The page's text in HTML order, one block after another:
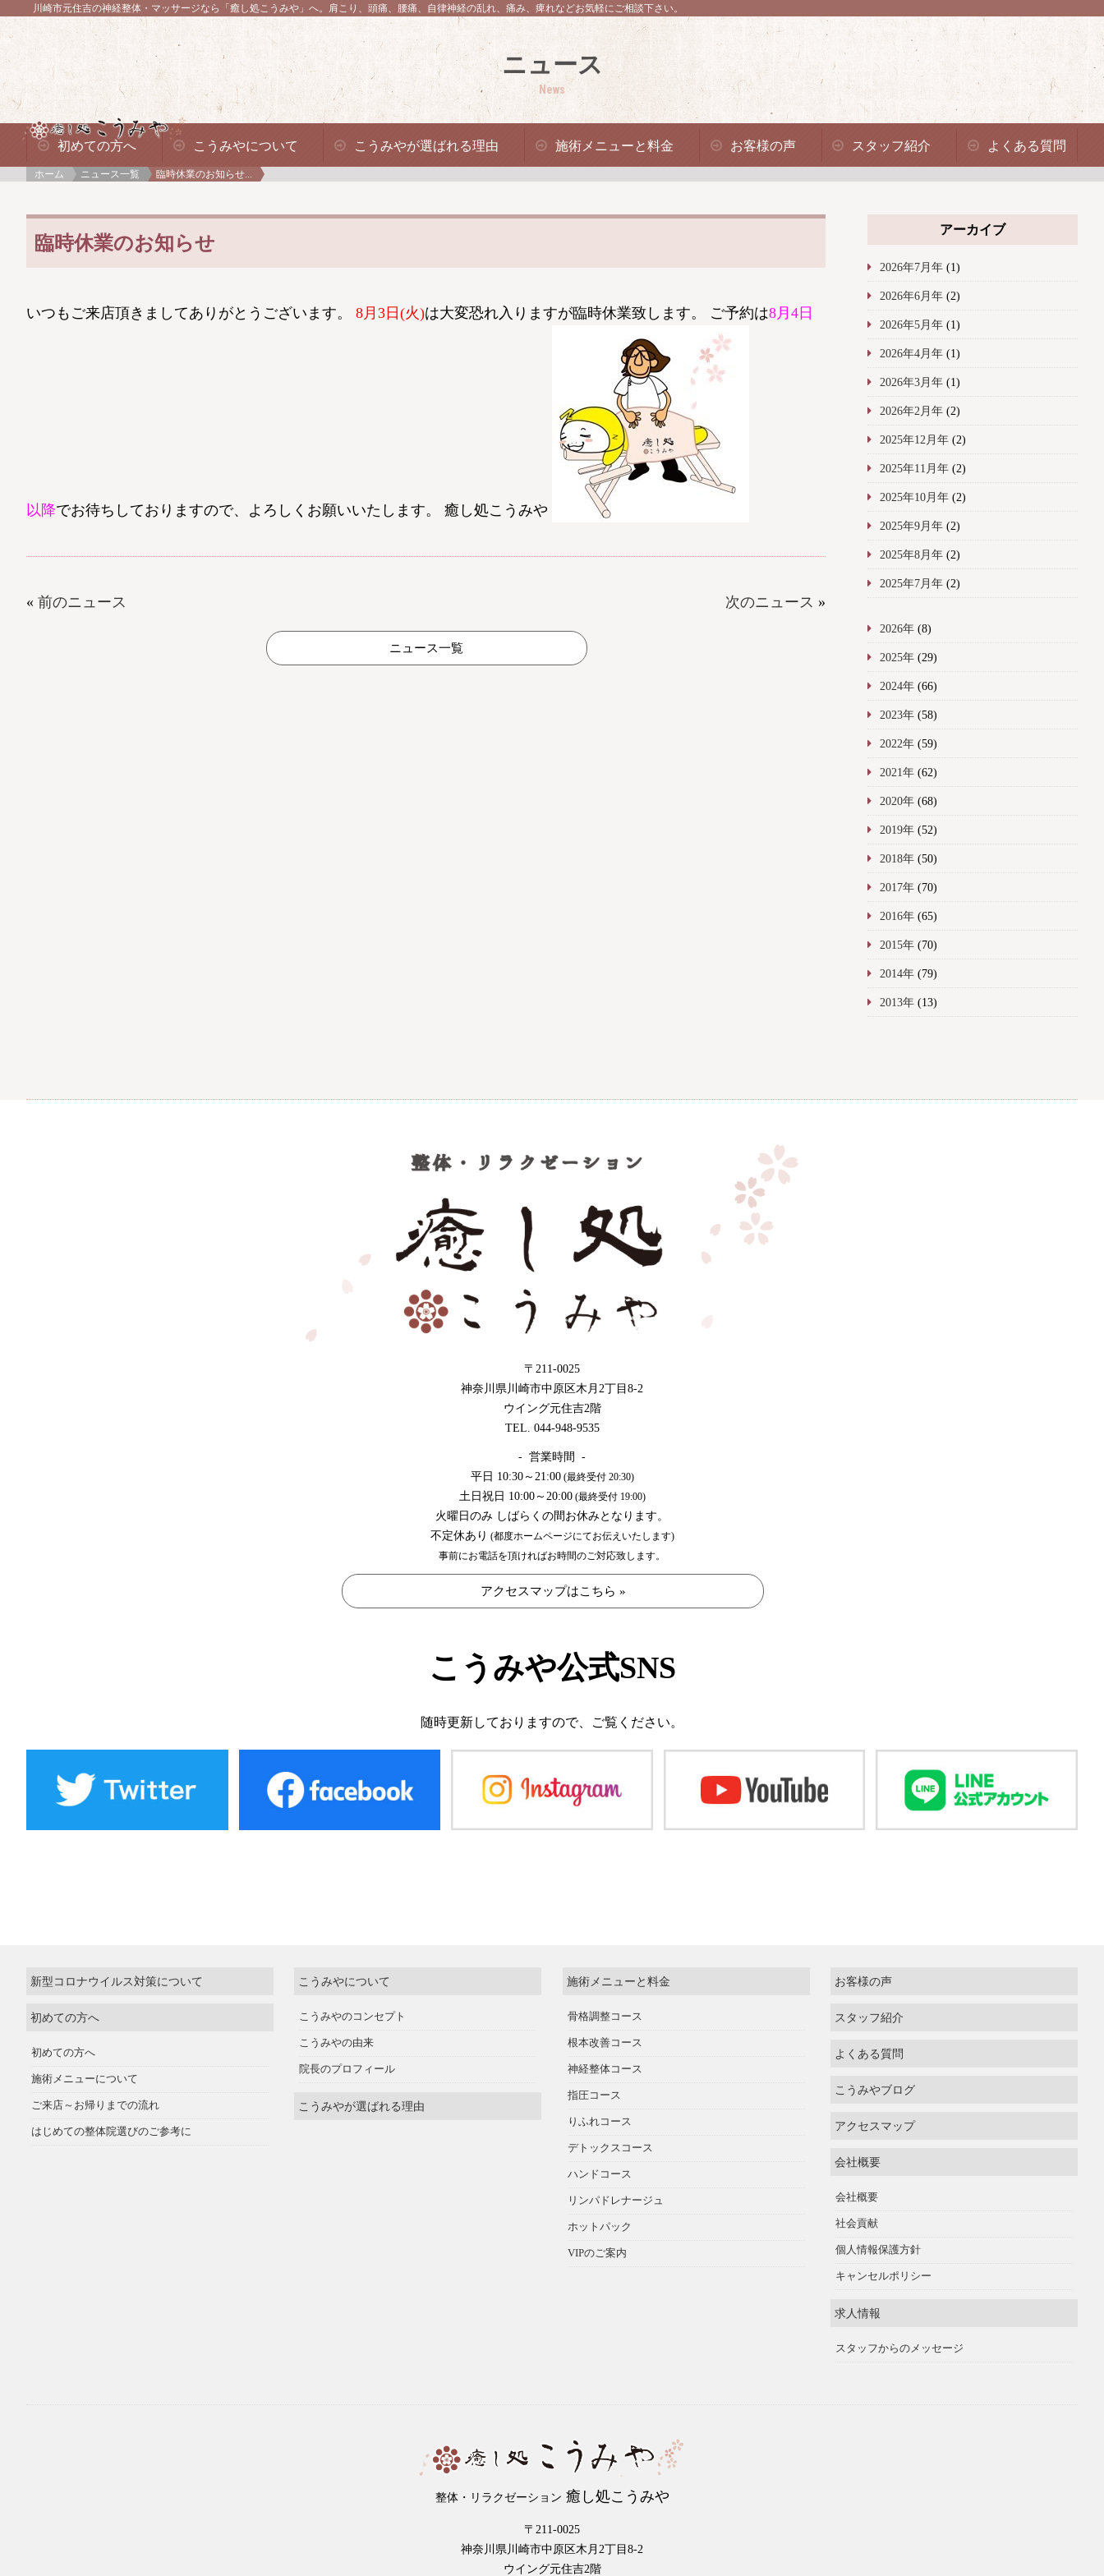
川崎市元住吉の神経整体・マッサージなら「癒し処こうみや」へ。 肩こり、頭痛、腰痛、自律神経の乱れ、痛み、痺れなどお気軽にご相談下さい。
ニュース
News
初めての方へ こうみやについて こうみやが選ばれる理由 施術メニューと料金 お客様の声 スタッフ紹介 よくある質問
ホーム ニュース一覧 臨時休業のお知らせ...
臨時休業のお知らせ
いつもご来店頂きましてありがとうございます。 8月3日(火)は大変恐れ入りますが臨時休業致します。 ご予約は8月4日
以降でお待ちしておりますので、よろしくお願いいたします。 癒し処こうみや
« 前のニュース 次のニュース »
ニュース一覧
アーカイブ
2026年7月年(1)
2026年6月年(2)
2026年5月年(1)
2026年4月年(1)
2026年3月年(1)
2026年2月年(2)
2025年12月年(2)
2025年11月年(2)
2025年10月年(2)
2025年9月年(2)
2025年8月年(2)
2025年7月年(2)
2026年(8)
2025年(29)
2024年(66)
2023年(58)
2022年(59)
2021年(62)
2020年(68)
2019年(52)
2018年(50)
2017年(70)
2016年(65)
2015年(70)
2014年(79)
2013年(13)
〒211-0025
神奈川県川崎市中原区木月2丁目8-2
ウイング元住吉2階
TEL. 044-948-9535
- 営業時間 -
平日 10:30～21:00(最終受付 20:30)
土日祝日 10:00～20:00(最終受付 19:00)
火曜日のみ しばらくの間お休みとなります。
不定休あり (都度ホームページにてお伝えいたします)
事前にお電話を頂ければお時間のご対応致します。
アクセスマップはこちら »
こうみや公式SNS
随時更新しておりますので、 ご覧ください。
新型コロナウイルス対策について
初めての方へ
初めての方へ
施術メニューについて
ご来店～お帰りまでの流れ
はじめての整体院選びのご参考に
こうみやについて
こうみやのコンセプト
こうみやの由来
院長のプロフィール
こうみやが選ばれる理由
施術メニューと料金
骨格調整コース
根本改善コース
神経整体コース
指圧コース
りふれコース
デトックスコース
ハンドコース
リンパドレナージュ
ホットパック
VIPのご案内
お客様の声
スタッフ紹介
よくある質問
こうみやブログ
アクセスマップ
会社概要
会社概要
社会貢献
個人情報保護方針
キャンセルポリシー
求人情報
スタッフからのメッセージ
整体・リラクゼーション 癒し処こうみや
〒211-0025
神奈川県川崎市中原区木月2丁目8-2
ウイング元住吉2階